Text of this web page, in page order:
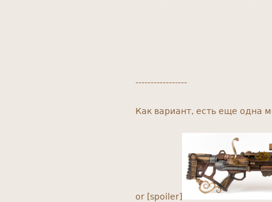
-----------------
Как вариант, есть еще одна
or [spoiler]